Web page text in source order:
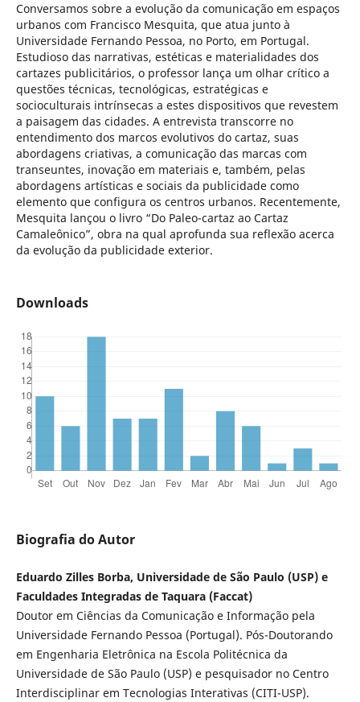
Conversamos sobre a evolução da comunicação em espaços
urbanos com Francisco Mesquita, que atua junto à
Universidade Fernando Pessoa, no Porto, em Portugal.
Estudioso das narrativas, estéticas e materialidades dos
cartazes publicitários, o professor lança um olhar crítico a
questões técnicas, tecnológicas, estratégicas e
socioculturais intrínsecas a estes dispositivos que revestem
a paisagem das cidades. A entrevista transcorre no
entendimento dos marcos evolutivos do cartaz, suas
abordagens criativas, a comunicação das marcas com
transeuntes, inovação em materiais e, também, pelas
abordagens artísticas e sociais da publicidade como
elemento que configura os centros urbanos. Recentemente,
Mesquita lançou o livro “Do Paleo-cartaz ao Cartaz
Camaleônico”, obra na qual aprofunda sua reflexão acerca
da evolução da publicidade exterior.
Downloads
Biografia do Autor
Eduardo Zilles Borba, Universidade de São Paulo (USP) e
Faculdades Integradas de Taquara (Faccat)
Doutor em Ciências da Comunicação e Informação pela
Universidade Fernando Pessoa (Portugal). Pós-Doutorando
em Engenharia Eletrônica na Escola Politécnica da
Universidade de São Paulo (USP) e pesquisador no Centro
Interdisciplinar em Tecnologias Interativas (CITI-USP).